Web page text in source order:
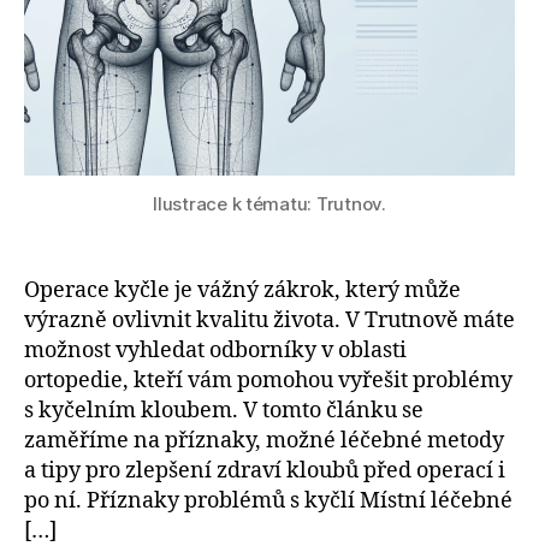
Ilustrace k tématu: Trutnov.
Operace kyčle je vážný zákrok, který může
výrazně ovlivnit kvalitu života. V Trutnově máte
možnost vyhledat odborníky v oblasti
ortopedie, kteří vám pomohou vyřešit problémy
s kyčelním kloubem. V tomto článku se
zaměříme na příznaky, možné léčebné metody
a tipy pro zlepšení zdraví kloubů před operací i
po ní. Příznaky problémů s kyčlí Místní léčebné
[…]